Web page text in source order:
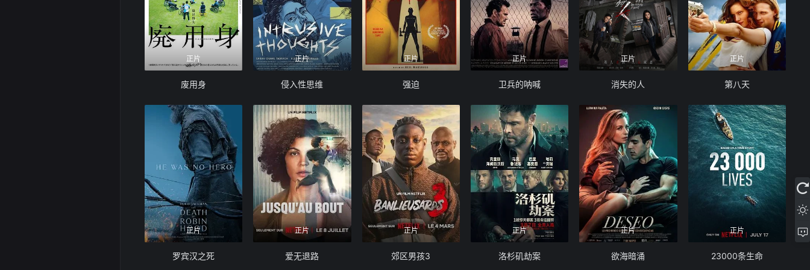
正片
废用身
正片
侵入性思维
正片
强迫
正片
卫兵的呐喊
正片
消失的人
正片
第八天
正片
罗宾汉之死
正片
爱无退路
正片
郊区男孩3
正片
洛杉矶劫案
正片
欲海暗涌
正片
23000条生命